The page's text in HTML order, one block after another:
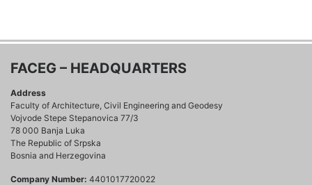
FACEG – HEADQUARTERS
Address
Faculty of Architecture, Civil Engineering and Geodesy
Vojvode Stepe Stepanovica 77/3
78 000 Banja Luka
The Republic of Srpska
Bosnia and Herzegovina
Company Number: 4401017720022